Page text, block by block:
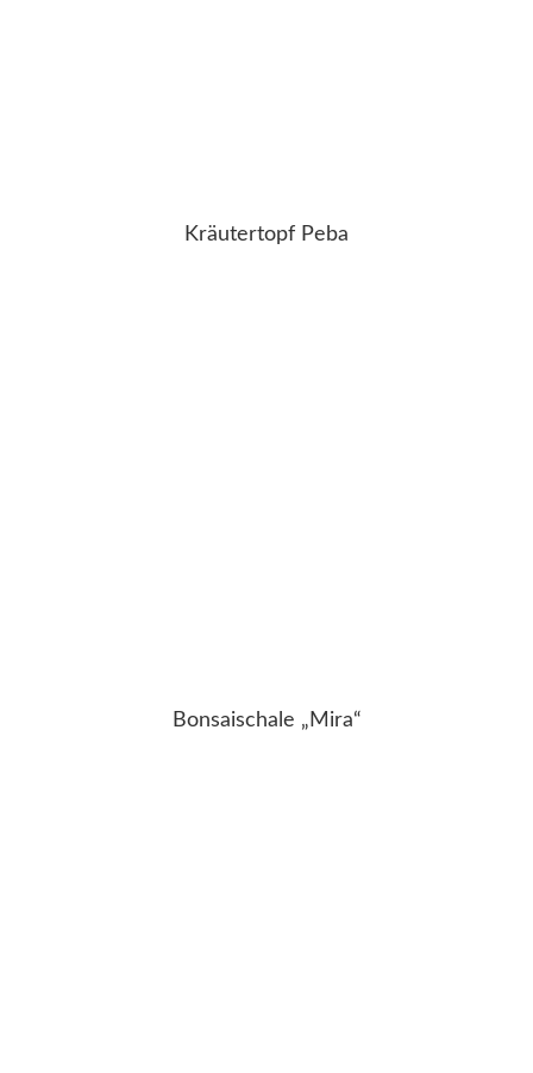
Kräutertopf Peba
Bonsaischale „Mira“